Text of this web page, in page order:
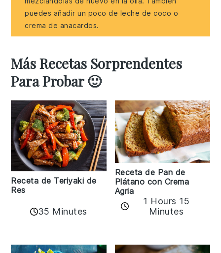
puedes añadir un poco de leche de coco o
crema de anacardos.
Más Recetas Sorprendentes
Para Probar 🙂
Receta de Teriyaki de
Res
35 Minutes
Receta de Pan de
Plátano con Crema
Agria
1 Hours 15
Minutes